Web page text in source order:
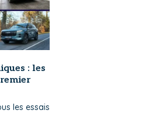
: les
les essais